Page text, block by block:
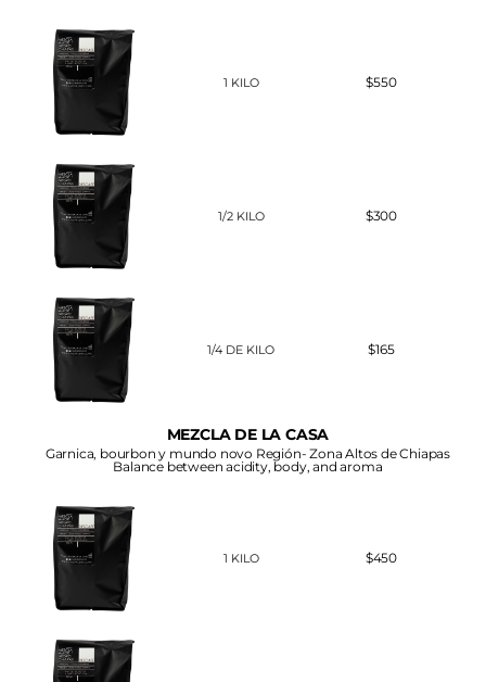
1 KILO $550
1/2 KILO $300
1/4 DE KILO $165
MEZCLA DE LA CASA
Garnica, bourbon y mundo novo Región- Zona Altos de Chiapas
Balance between acidity, body, and aroma
1 KILO $450